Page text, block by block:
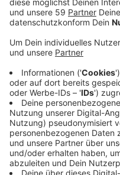
Anzeige
Laut der
980 Personen
aktuell (Stand 09.04.
Außerdem meldet der
Lage am Impfzentrum
Tagen hatten vor allem
lange Schlangen
waren online bei der
abrufbar. Das hatte